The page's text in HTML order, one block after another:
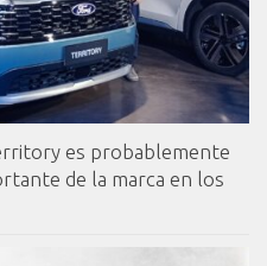
es probablemente
de la marca en los